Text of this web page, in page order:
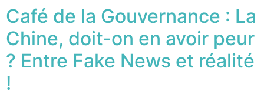
Café de la Gouvernance : La
Chine, doit-on en avoir peur
? Entre Fake News et réalité
!